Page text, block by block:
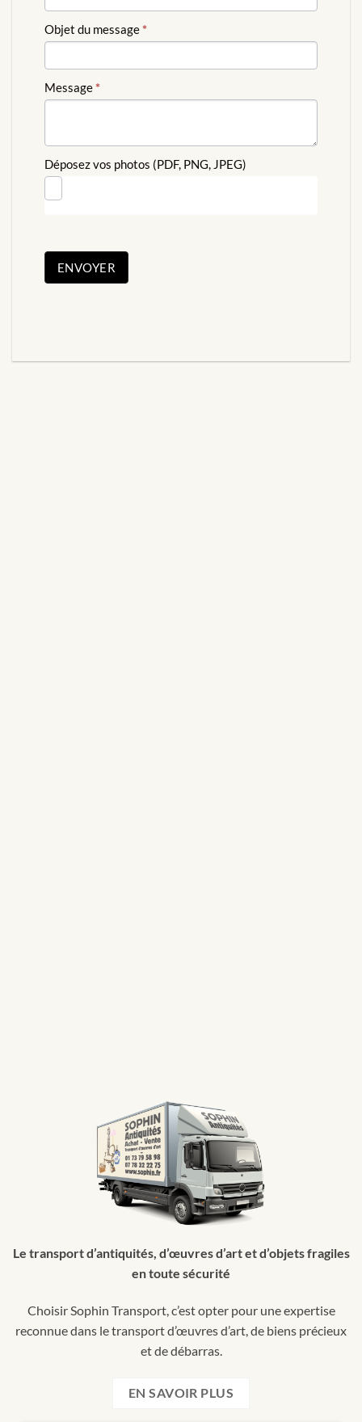
Objet du message*
Message*
Déposez vos photos (PDF, PNG, JPEG)
ENVOYER
Le transport d’antiquités, d’œuvres d’art et d’objets fragiles
en toute sécurité
Choisir Sophin Transport, c’est opter pour une expertise
reconnue dans le transport d’œuvres d’art, de biens précieux
et de débarras.
EN SAVOIR PLUS